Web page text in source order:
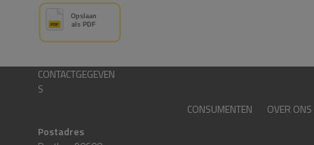
CONTACTGEGEVEN
S
Postadres
CONSUMENTEN OVER ONS